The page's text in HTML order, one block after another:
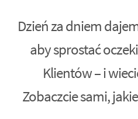
Dzień za dniem
aby sprostać
Klientów – i
Zobaczcie sami,